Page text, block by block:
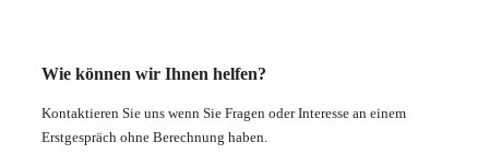
Wie können wir Ihnen helfen?
Kontaktieren Sie uns wenn Sie Fragen oder Interesse an einem
Erstgespräch ohne Berechnung haben.